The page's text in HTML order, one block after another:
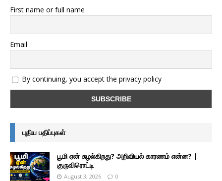
First name or full name
Email
By continuing, you accept the privacy policy
புதிய பதிப்புகள்
பூமி ஏன் சுழல்கிறது? அறிவியல் காரணம் என்ன? |
குருவிரொட்டி
August 3, 2026 0